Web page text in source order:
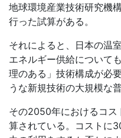
地球環境産業技術研究機
行った試算がある。
それによると、日本の温
エネルギー供給について
理のある」技術構成が必
うな新規技術の大規模な
その2050年におけるコ
算されている。コストに